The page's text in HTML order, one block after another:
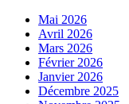
Mai 2026
Avril 2026
Mars 2026
Février 2026
Janvier 2026
Décembre 2025